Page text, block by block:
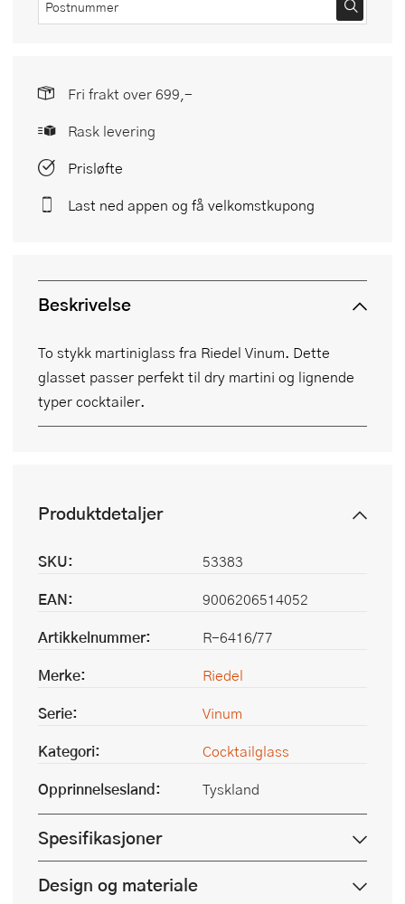
Beskrivelse
To stykk martiniglass fra Riedel Vinum. Dette
glasset passer perfekt til dry martini og lignende
typer cocktailer.
Fri frakt over 699,-
Rask levering
Prisløfte
Last ned appen og få velkomstkupong
Produktdetaljer
SKU:
53383
EAN:
9006206514052
Artikkelnummer:
R-6416/77
Merke:
Riedel
Serie:
Vinum
Kategori:
Cocktailglass
Opprinnelsesland:
Tyskland
Spesifikasjoner
Design og materiale